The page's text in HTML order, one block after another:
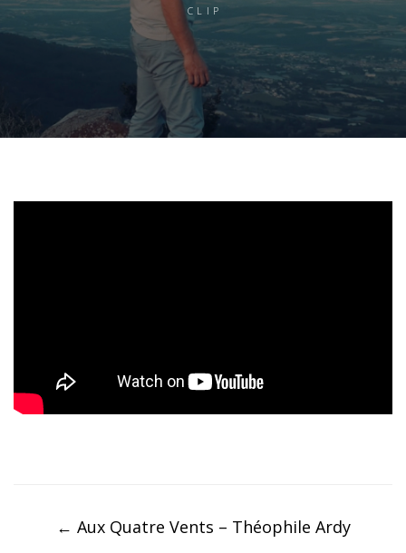
CLIP
navigation
← Aux Quatre Vents – Théophile Ardy